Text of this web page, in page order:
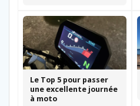
Le Top 5 pour passer
une excellente journée
à moto